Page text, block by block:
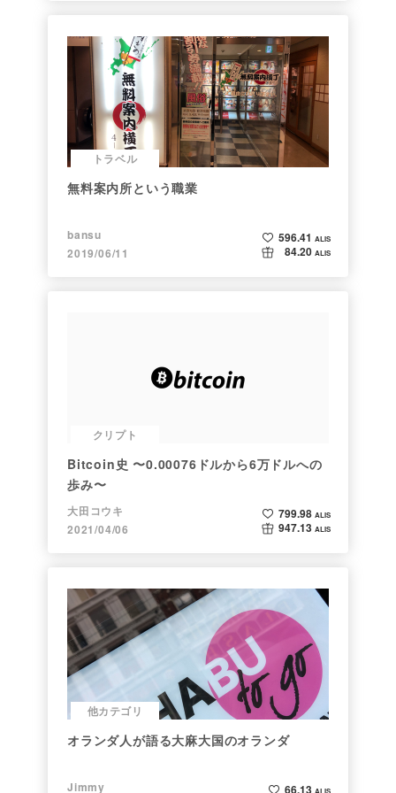
トラベル
無料案内所という職業
bansu
2019/06/11
596.41 ALIS
84.20 ALIS
クリプト
Bitcoin史 〜0.00076ドルから6万ドルへの
歩み〜
大田コウキ
2021/04/06
799.98 ALIS
947.13 ALIS
他カテゴリ
オランダ人が語る大麻大国のオランダ
Jimmy 66.13